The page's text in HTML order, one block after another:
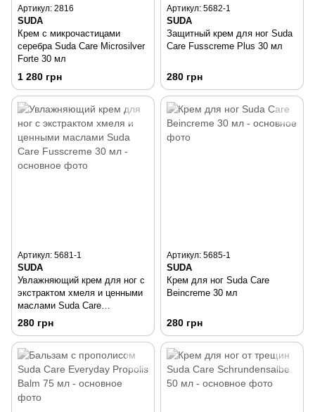
Артикул: 2816
SUDA
Крем с микрочастицами
серебра Suda Care Microsilver
Forte 30 мл
1 280 грн
Артикул: 5682-1
SUDA
Защитный крем для ног Suda
Care Fusscreme Plus 30 мл
280 грн
Артикул: 5681-1
SUDA
Увлажняющий крем для ног с
экстрактом хмеля и ценными
маслами Suda Care
Fusscreme 30 мл
280 грн
Артикул: 5685-1
SUDA
Крем для ног Suda Care
Beincreme 30 мл
280 грн